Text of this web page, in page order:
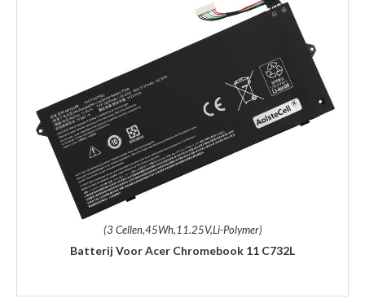
(3 Cellen,45Wh,11.25V,Li-Polymer)
Batterij Voor Acer Chromebook 11 C732L